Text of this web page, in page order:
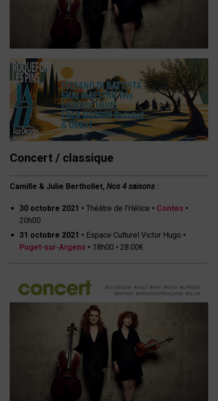
Concert / classique
Camille & Julie Berthollet, Nos 4 saisons :
30 octobre 2021 • Théâtre de l’Hélice • Contes •
20h00
31 octobre 2021 • Espace Culturel Victor Hugo •
Puget-sur-Argens • 18h00 • 28.00€